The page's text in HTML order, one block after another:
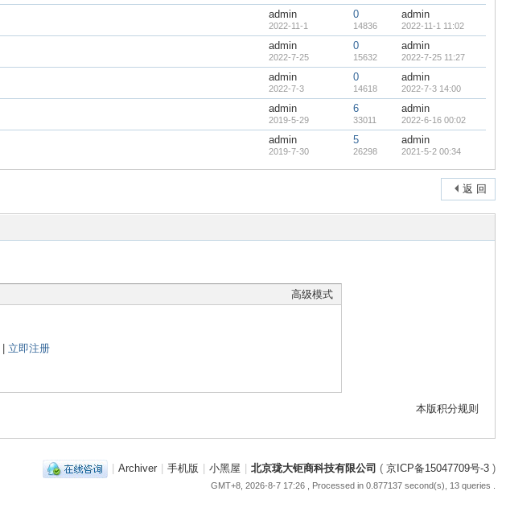
admin
2022-11-1
0
14836
admin
2022-11-1 11:02
admin
2022-7-25
0
15632
admin
2022-7-25 11:27
admin
2022-7-3
0
14618
admin
2022-7-3 14:00
admin
2019-5-29
6
33011
admin
2022-6-16 00:02
admin
2019-7-30
5
26298
admin
2021-5-2 00:34
返 回
高级模式
立即注册
本版积分规则
Archiver 手机版 小黑屋 北京珑大钜商科技有限公司 ( 京ICP备15047709号-3)
GMT+8, 2026-8-7 17:26, Processed in 0.877137 second(s), 13 queries .